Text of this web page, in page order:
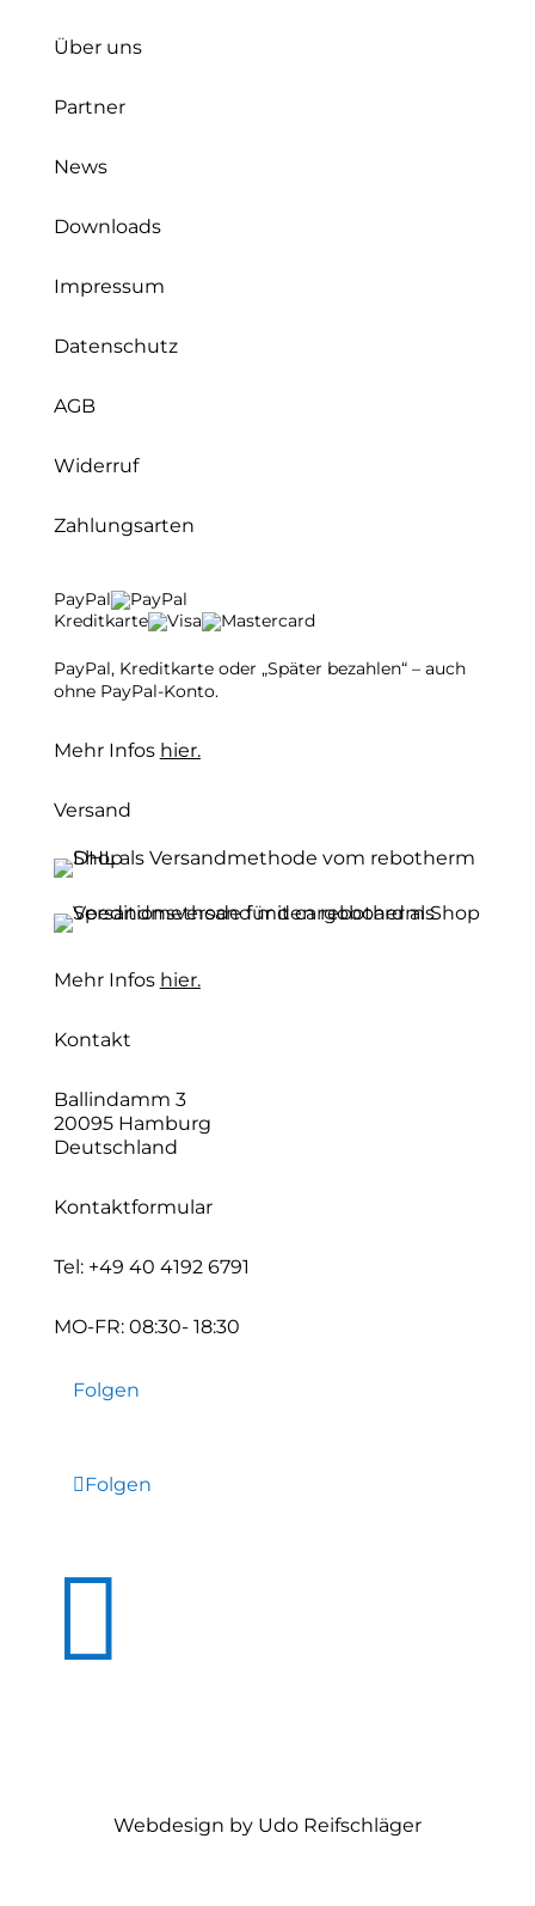
Über uns
Partner
News
Downloads
Impressum
Datenschutz
AGB
Widerruf
Zahlungsarten
PayPal
Kreditkarte
PayPal, Kreditkarte oder „Später bezahlen“ – auch
ohne PayPal-Konto.
Mehr Infos hier.
Versand
Mehr Infos hier.
Kontakt
Ballindamm 3
20095 Hamburg
Deutschland
Kontaktformular
Tel: +49 40 4192 6791
MO-FR: 08:30- 18:30
Folgen
Folgen

Webdesign by Udo Reifschläger